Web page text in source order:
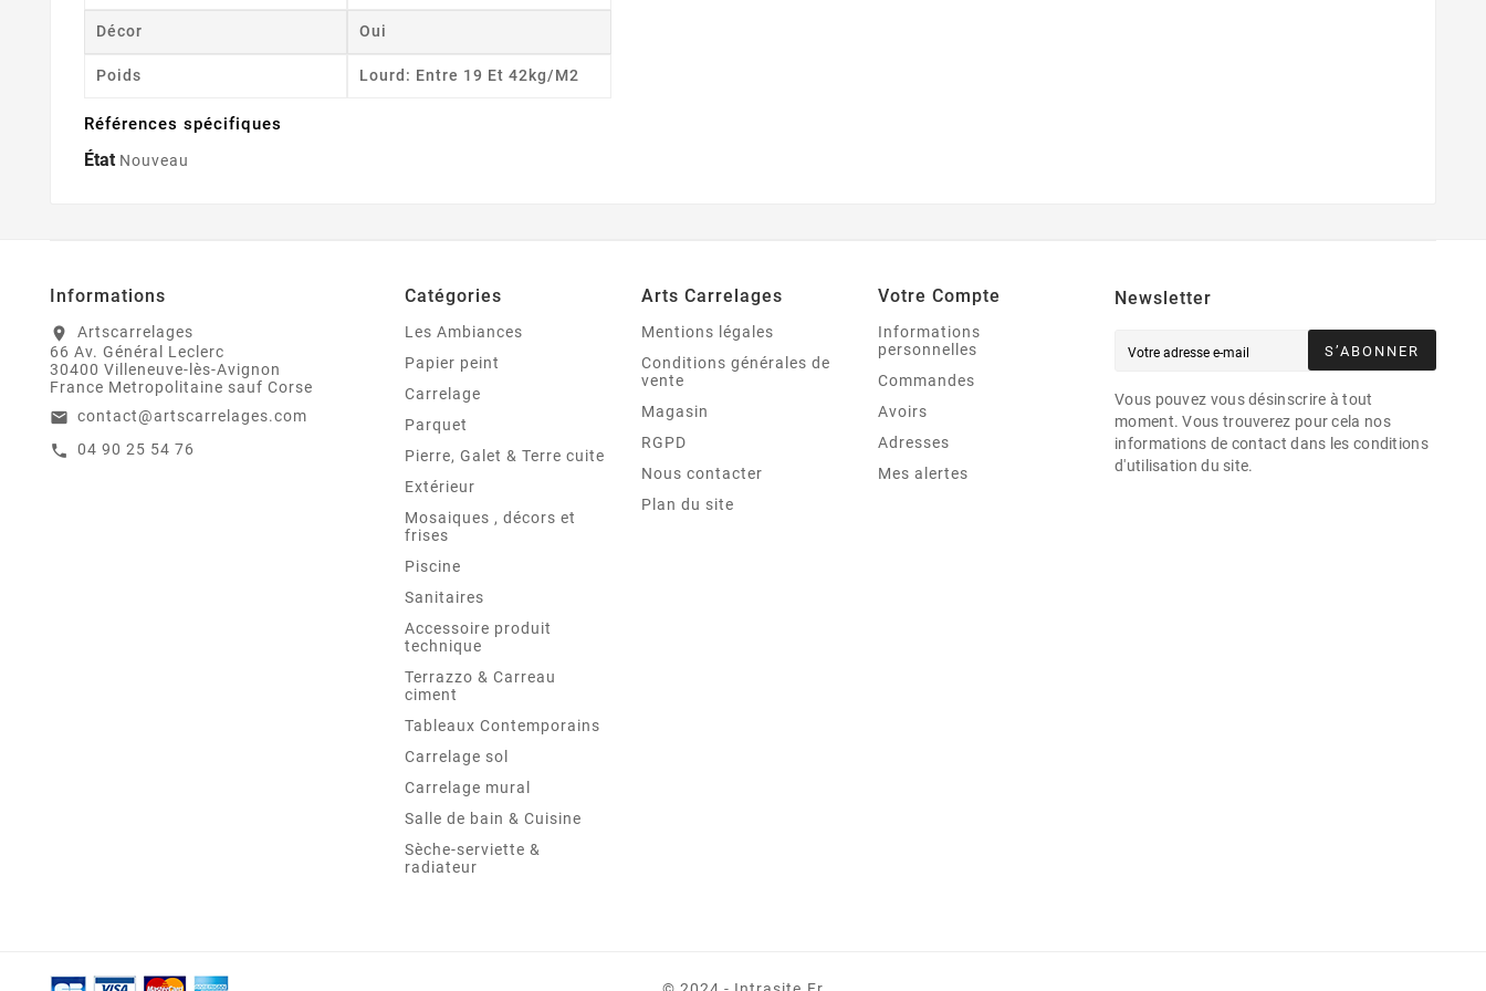
Décor Oui
Poids Lourd: Entre 19 Et 42kg/m2
Références spécifiques
État Nouveau
Informations
location_on
Artscarrelages
66 Av. Général Leclerc
30400 Villeneuve-lès-Avignon
France Metropolitaine sauf Corse
email contact@artscarrelages.com
call 04 90 25 54 76
Catégories
Les Ambiances
Papier peint
Carrelage
Parquet
Pierre, Galet & Terre cuite
Extérieur
Mosaiques , décors et
frises
Piscine
Sanitaires
Accessoire produit
technique
Terrazzo & Carreau
ciment
Tableaux Contemporains
Carrelage sol
Carrelage mural
Salle de bain & Cuisine
Sèche-serviette &
radiateur
Arts Carrelages
Mentions légales
Conditions générales de
vente
Magasin
RGPD
Nous contacter
Plan du site
Votre Compte
Informations
personnelles
Commandes
Avoirs
Adresses
Mes alertes
Newsletter
S’ABONNER
Vous pouvez vous désinscrire à tout
moment. Vous trouverez pour cela nos
informations de contact dans les conditions
d'utilisation du site.